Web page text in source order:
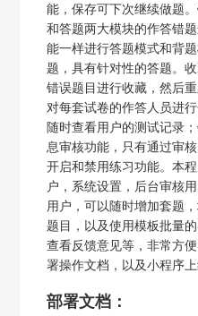
能，保存可下次继续做题
和答题两大模块的作答错
能一样进行答题模式和背
题，具有针对性的答题。
错误题目进行收藏，然后
对每套试卷的作答人员进
随时查看用户的测试记录
息审核功能，只有通过审
开启和禁用练习功能。本
户，系统设置，后台审核
用户，可以随时增加套题
题目，以及使用模板批量
查看反馈意见等，非常方
署操作文档，以及小程序上
部署文档：